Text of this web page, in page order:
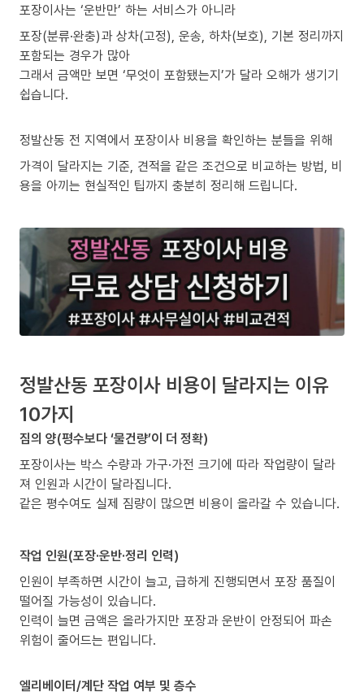
포장이사는 ‘운반만’ 하는 서비스가 아니라
포장(분류·완충)과 상차(고정), 운송, 하차(보호), 기본 정리까지
포함되는 경우가 많아
그래서 금액만 보면 ‘무엇이 포함됐는지’가 달라 오해가 생기기
쉽습니다.
정발산동 전 지역에서 포장이사 비용을 확인하는 분들을 위해
가격이 달라지는 기준, 견적을 같은 조건으로 비교하는 방법, 비
용을 아끼는 현실적인 팁까지 충분히 정리해 드립니다.
정발산동 포장이사 비용이 달라지는 이유
10가지
짐의 양(평수보다 ‘물건량’이 더 정확)
포장이사는 박스 수량과 가구·가전 크기에 따라 작업량이 달라
져 인원과 시간이 달라집니다.
같은 평수여도 실제 짐량이 많으면 비용이 올라갈 수 있습니다.
작업 인원(포장·운반·정리 인력)
인원이 부족하면 시간이 늘고, 급하게 진행되면서 포장 품질이
떨어질 가능성이 있습니다.
인력이 늘면 금액은 올라가지만 포장과 운반이 안정되어 파손
위험이 줄어드는 편입니다.
엘리베이터/계단 작업 여부 및 층수